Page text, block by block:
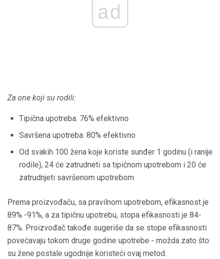
ad
Za one koji su rodili:
Tipična upotreba: 76% efektivno
Savršena upotreba: 80% efektivno
Od svakih 100 žena koje koriste sunđer 1 godinu (i ranije
rodile), 24 će zatrudneti sa tipičnom upotrebom i 20 će
zatrudnjeti savršenom upotrebom
Prema proizvođaču, sa pravilnom upotrebom, efikasnost je
89% -91%, a za tipičnu upotrebu, stopa efikasnosti je 84-
87%. Proizvođač takođe sugeriše da se stope efikasnosti
povećavaju tokom druge godine upotrebe - možda zato što
su žene postale ugodnije koristeći ovaj metod.